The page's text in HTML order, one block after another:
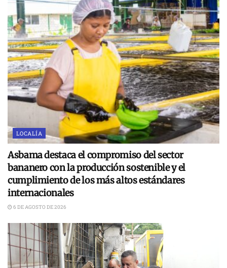
LOCALÍA
Asbama destaca el compromiso del sector
bananero con la producción sostenible y el
cumplimiento de los más altos estándares
internacionales
6 DE AGOSTO DE 2026